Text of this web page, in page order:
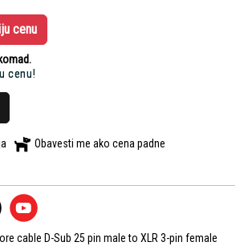
cenu
cenu!
Obavesti me ako cena padne
cable D-Sub 25 pin male to XLR 3-pin female